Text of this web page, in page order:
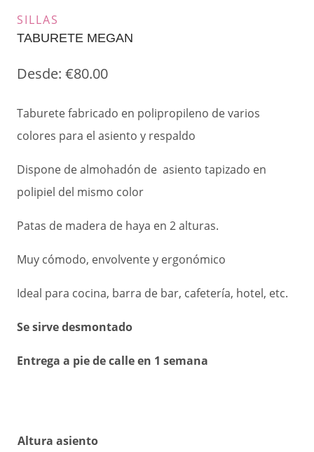
SILLAS
TABURETE MEGAN
Desde: €80.00
Taburete fabricado en polipropileno de varios
colores para el asiento y respaldo
Dispone de almohadón de asiento tapizado en
polipiel del mismo color
Patas de madera de haya en 2 alturas.
Muy cómodo, envolvente y ergonómico
Ideal para cocina, barra de bar, cafetería, hotel, etc.
Se sirve desmontado
Entrega a pie de calle en 1 semana
Altura asiento